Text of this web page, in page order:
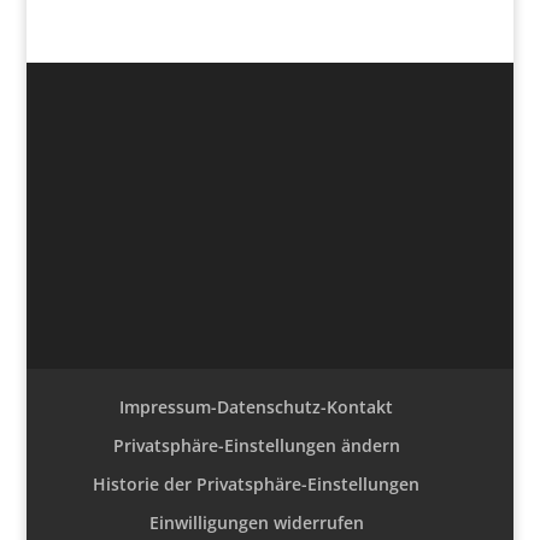
Impressum-Datenschutz-Kontakt
Privatsphäre-Einstellungen ändern
Historie der Privatsphäre-Einstellungen
Einwilligungen widerrufen